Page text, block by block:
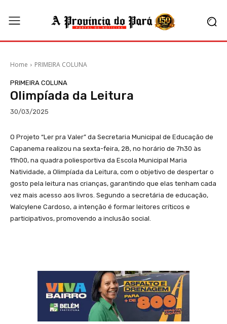
Home PRIMEIRA COLUNA
PRIMEIRA COLUNA
Olimpíada da Leitura
30/03/2025
O Projeto “Ler pra Valer” da Secretaria Municipal de Educação de
Capanema realizou na sexta-feira, 28, no horário de 7h30 às
11h00, na quadra poliesportiva da Escola Municipal Maria
Natividade, a Olimpíada da Leitura, com o objetivo de despertar o
gosto pela leitura nas crianças, garantindo que elas tenham cada
vez mais acesso aos livros. Segundo a secretária de educação,
Walcylene Cardoso, a intenção é formar leitores críticos e
participativos, promovendo a inclusão social.